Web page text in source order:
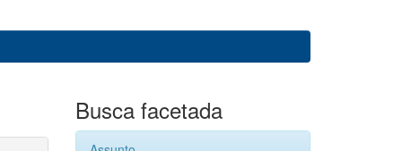
Busca facetada